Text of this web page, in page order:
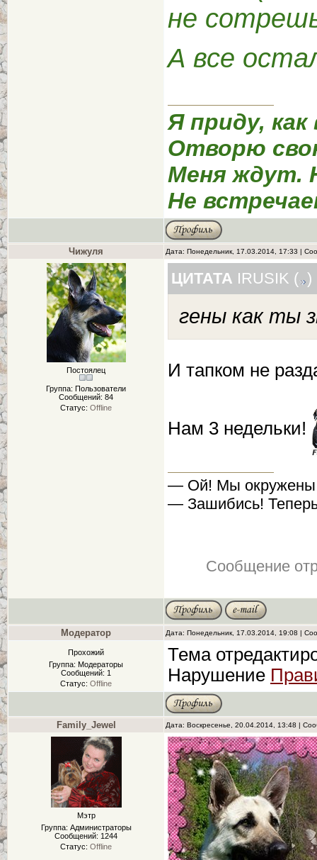
не
А все
Я приду, как
Отворю
Меня ждут.
Не
Чижуля Дата: Понедельник, 17.03.2014, 17:33 |
Постоялец
Группа: Пользователи
Сообщений: 84
Статус: Offline
ЦИТАТА IRUSIK ( )
гены как ты
И тапком не
Нам 3 недельки!
— Ой! Мы
— Зашибись!
Сообщение
Модератор Дата: Понедельник, 17.03.2014, 19:08 |
Прохожий
Группа: Модераторы
Сообщений: 1
Статус: Offline
Тема
Нарушение
Family_Jewel Дата: Воскресенье, 20.04.2014, 13:48 |
Мэтр
Группа: Администраторы
Сообщений: 1244
Статус: Offline